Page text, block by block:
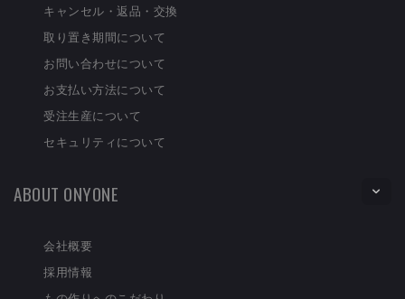
キャンセル・返品・交換
取り置き期間について
お問い合わせについて
お支払い方法について
受注生産について
セキュリティについて
ABOUT ONYONE
会社概要
採用情報